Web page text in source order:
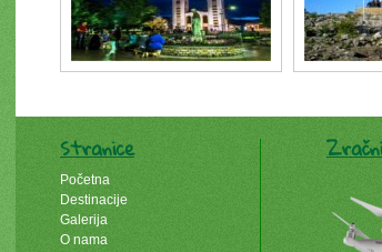
Stranice
Početna
Destinacije
Galerija
O nama